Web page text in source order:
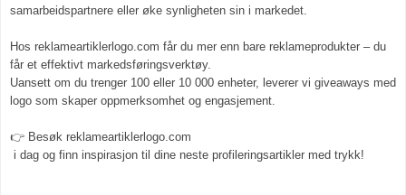
samarbeidspartnere eller øke synligheten sin i markedet.
Hos reklameartiklerlogo.com får du mer enn bare reklameprodukter – du
får et effektivt markedsføringsverktøy.
Uansett om du trenger 100 eller 10 000 enheter, leverer vi giveaways med
logo som skaper oppmerksomhet og engasjement.
👉 Besøk reklameartiklerlogo.com
i dag og finn inspirasjon til dine neste profileringsartikler med trykk!